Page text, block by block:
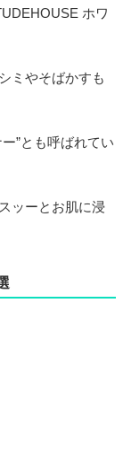
ホワ
ミやそばかすも
”とも呼ばれてい
ッーとお肌に浸